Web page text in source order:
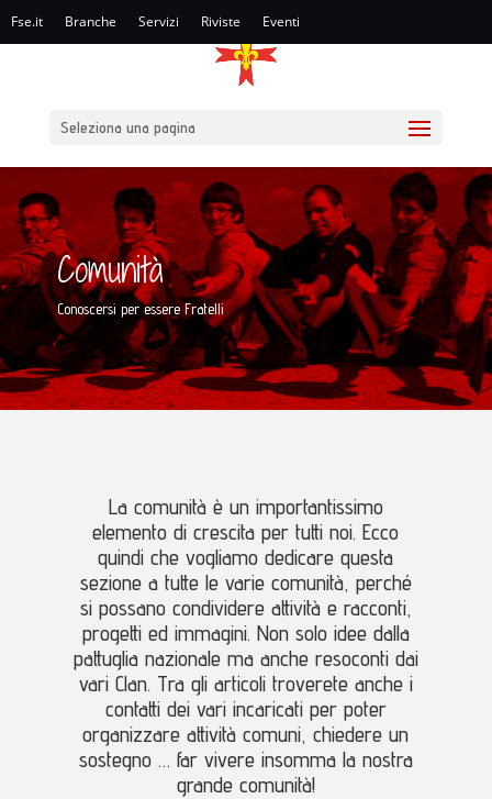
Fse.it Branche Servizi Riviste Eventi
Seleziona una pagina
Comunità
Conoscersi per essere Fratelli
La comunità è un importantissimo
elemento di crescita per tutti noi. Ecco
quindi che vogliamo dedicare questa
sezione a tutte le varie comunità, perché
si possano condividere attività e racconti,
progetti ed immagini. Non solo idee dalla
pattuglia nazionale ma anche resoconti dai
vari Clan. Tra gli articoli troverete anche i
contatti dei vari incaricati per poter
organizzare attività comuni, chiedere un
sostegno … far vivere insomma la nostra
grande comunità!